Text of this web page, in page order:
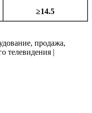
≥14.5
продажа,
телевидения |